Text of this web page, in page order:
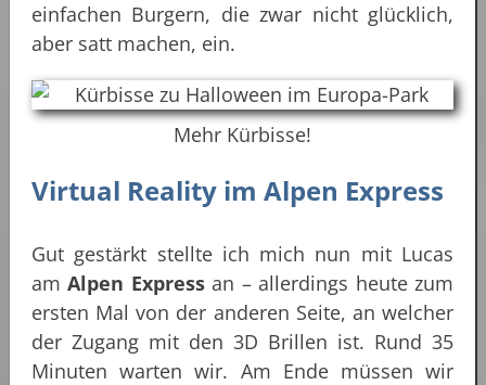
einfachen Burgern, die zwar nicht glücklich,
aber satt machen, ein.
Mehr Kürbisse!
Virtual Reality im Alpen Express
Gut gestärkt stellte ich mich nun mit Lucas
amAlpen Expressan – allerdings heute zum
ersten Mal von der anderen Seite, an welcher
der Zugang mit den 3D Brillen ist. Rund 35
Minuten warten wir. Am Ende müssen wir